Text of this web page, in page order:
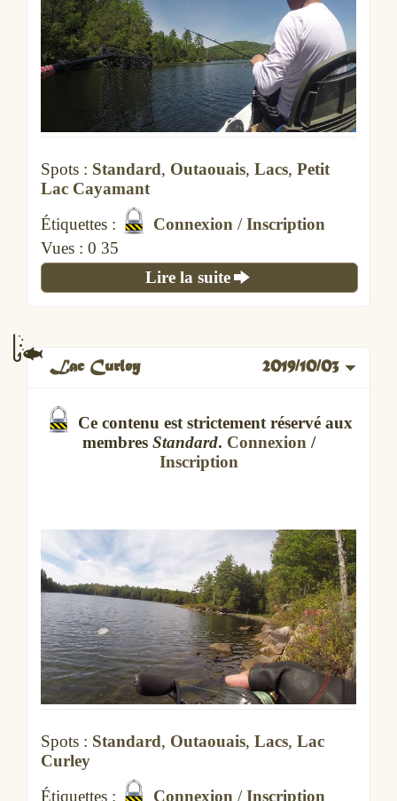
Spots : Standard, Outaouais, Lacs, Petit
Lac Cayamant
Étiquettes :
Connexion /Inscription
Vues : 2 109
Lire la suite
Lac Curley 2019/10/03
Ce contenu est strictement réservé aux
membres Standard. Connexion /
Inscription
Spots : Standard, Outaouais, Lacs, Lac
Curley
Étiquettes :
Connexion /Inscription